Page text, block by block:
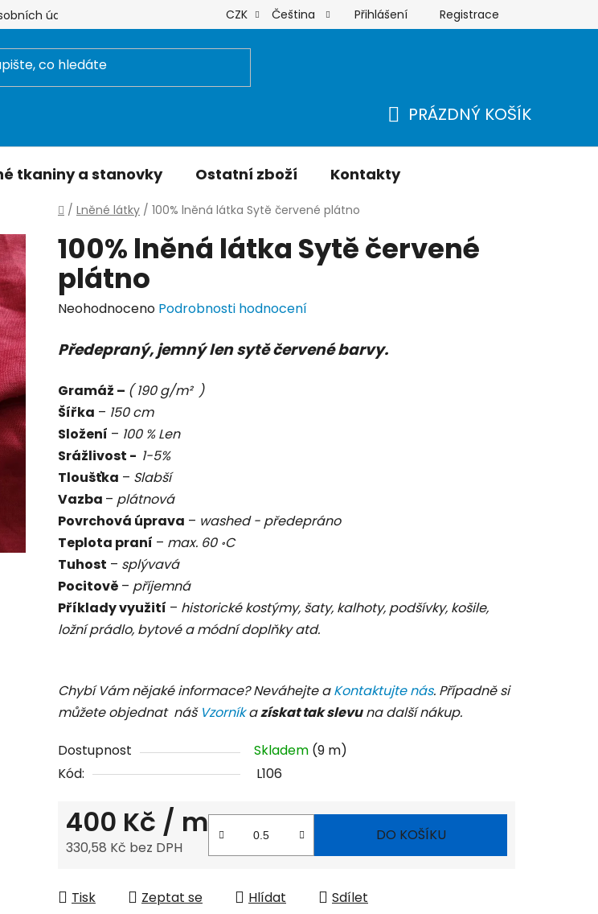
údajů Hodnocení obchodu Moje objednávka
CZK Čeština Přihlášení Registrace
KOŠÍK
PRÁZDNÝ KOŠÍK
tkaniny a stanovky Ostatní zboží Kontakty
Domů
/ Lněné látky / 100% lněná látka Sytě červené plátno
100% lněná látka Sytě červené
plátno
Průměrné
produktu
0,0
z
5
hvězdiček.
Neohodnoceno Podrobnosti hodnocení
Předepraný, jemný len sytě červené barvy.
Gramáž – ( 190 g/m² )
Šířka – 150 cm
Složení – 100 % Len
Srážlivost - 1-5%
Tloušťka – Slabší
Vazba – plátnová
Povrchová úprava – washed - předepráno
Teplota praní – max. 60 ॰C
Tuhost – splývavá
Pocitově – příjemná
Příklady využití – historické kostýmy, šaty, kalhoty, podšívky, košile,
ložní prádlo, bytové a módní doplňky atd.
Chybí Vám nějaké informace? Neváhejte aKontaktujte nás. Případně si
můžete objednat náš Vzorníkazískat tak slevuna další nákup.
Dostupnost Skladem (9 m)
Kód:
L106
400 Kč / m
330,58 Kč bez DPH
DO KOŠÍKU
Tisk Zeptat se Hlídat Sdílet